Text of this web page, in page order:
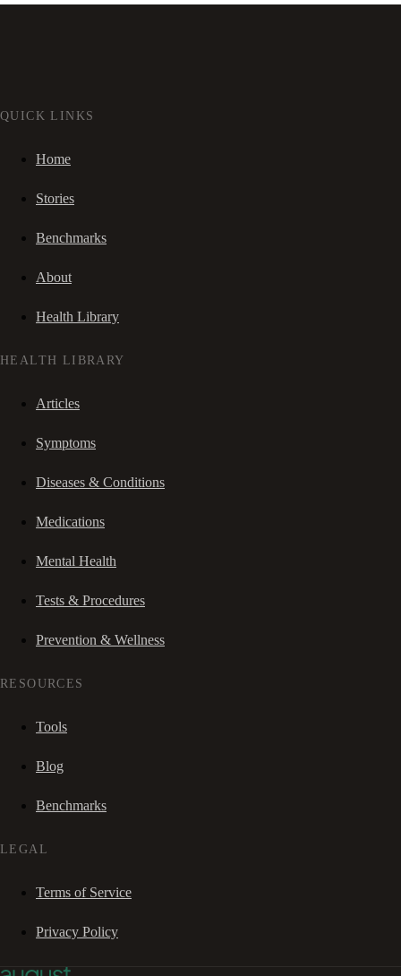
QUICK LINKS
Home
Stories
Benchmarks
About
Health Library
HEALTH LIBRARY
Articles
Symptoms
Diseases & Conditions
Medications
Mental Health
Tests & Procedures
Prevention & Wellness
RESOURCES
Tools
Blog
Benchmarks
LEGAL
Terms of Service
Privacy Policy